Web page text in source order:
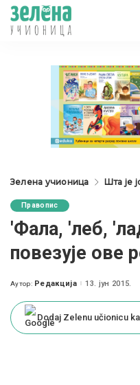
Зелена учионица Шта је
Правопис
'Фала, 'леб,
повезује ове
Posted
Аутор: Редакција 13. јун 2015.
Dodaj Zelenu učionicu